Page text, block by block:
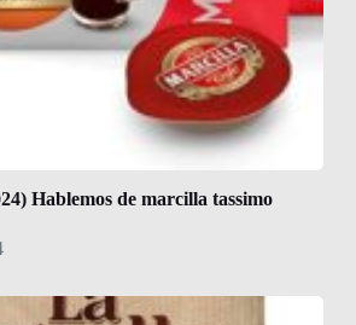
Hablemos de marcilla tassimo